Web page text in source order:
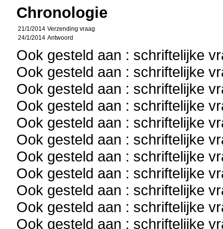
Chronologie
21/1/2014 Verzending vraag
24/1/2014 Antwoord
Ook gesteld aan : schriftelijke
Ook gesteld aan : schriftelijke
Ook gesteld aan : schriftelijke
Ook gesteld aan : schriftelijke
Ook gesteld aan : schriftelijke
Ook gesteld aan : schriftelijke
Ook gesteld aan : schriftelijke
Ook gesteld aan : schriftelijke
Ook gesteld aan : schriftelijke
Ook gesteld aan : schriftelijke
Ook gesteld aan : schriftelijke